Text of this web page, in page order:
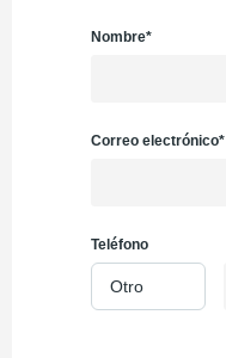
Nombre*
Correo electrónico*
Teléfono